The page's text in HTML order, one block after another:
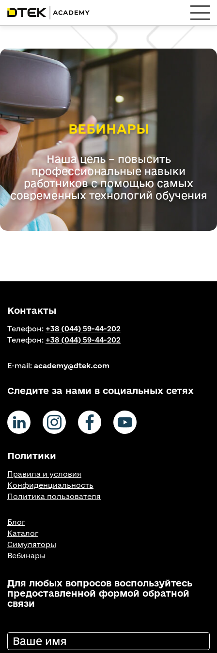
EN UA
Зарегистрироваться
ВЕБИНАРЫ
Наша цель – повысить
профессиональные навыки
работников с помощью самых
современных технологий обучения
Контакты
Телефон: +38 (044) 59-44-202
Телефон: +38 (044) 59-44-202
E-mail: academy@dtek.com
Следите за нами в социальных сетях
Политики
Правила и условия
Конфиденциальность
Политика пользователя
Блог
Каталог
Симуляторы
Вебинары
Для любых вопросов воспользуйтесь
предоставленной формой обратной
связи